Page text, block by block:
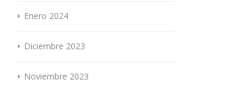
Enero 2024
Diciembre 2023
Noviembre 2023